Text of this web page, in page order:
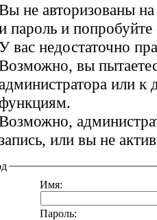
не авторизованы
пароль и
вас недостаточно
вы
или
или вы не
Имя:
Пароль: